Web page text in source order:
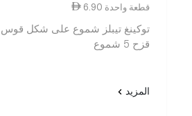
6.90 قطعة واحدة
توكينغ تيبلز شموع على شكل قوس
قزح 5 شموع
المزيد